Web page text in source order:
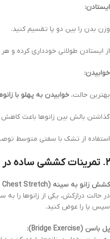
ایستادن:
وزن بدن را بین دو پا تقسیم کنید.
از ایستادن طولانی خودداری کرده و هر ۳۰ دقیقه کمی حرکت کنید.
خوابیدن:
بهترین حالت، خوابیدن به پهلو با
گذاشتن بالش بین زانوها باعث
استفاده از تشک با سفتی متوسط
۲. تمرینات کششی ساده در منزل
کشش زانو به سینه (Knee to Chest Stretch):
سپس پا را عوض کنید.
پل باسن (Bridge Exercise):